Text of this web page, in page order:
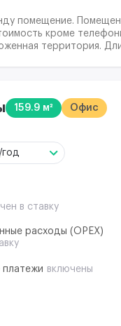
помещение.
кроме
территория.
159.9 м² Офис
год
в ставку
расходы (ОРЕХ)
платежи включены